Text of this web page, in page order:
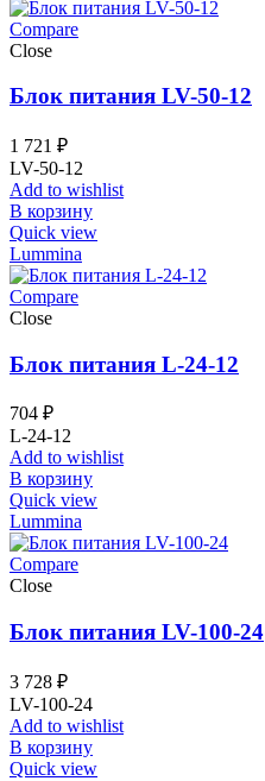
Compare
Close
Блок питания LV-50-12
1 721 ₽
LV-50-12
Add to wishlist
В корзину
Quick view
Lummina
Compare
Close
Блок питания L-24-12
704 ₽
L-24-12
Add to wishlist
В корзину
Quick view
Lummina
Compare
Close
Блок питания LV-100-24
3 728 ₽
LV-100-24
Add to wishlist
В корзину
Quick view